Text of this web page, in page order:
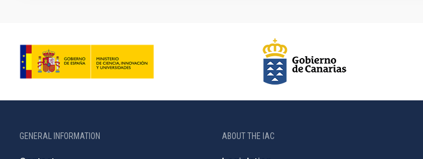
GENERAL INFORMATION ABOUT THE IAC